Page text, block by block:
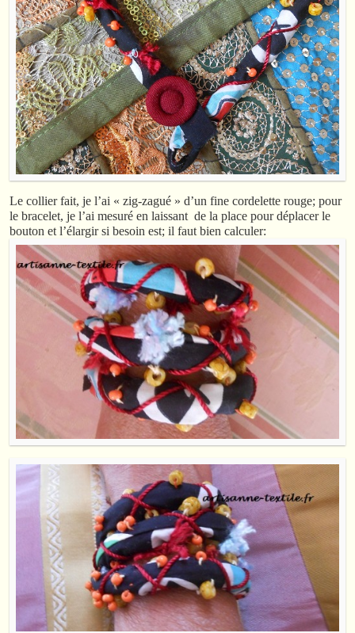
Le collier fait, je l’ai « zig-zagué » d’un fine cordelette rouge; pour
le bracelet, je l’ai mesuré en laissant de la place pour déplacer le
bouton et l’élargir si besoin est; il faut bien calculer: